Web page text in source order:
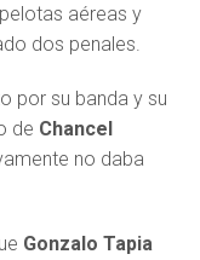
aéreas y
dos penales.
por su banda y su
de Chancel
no daba
Gonzalo Tapia